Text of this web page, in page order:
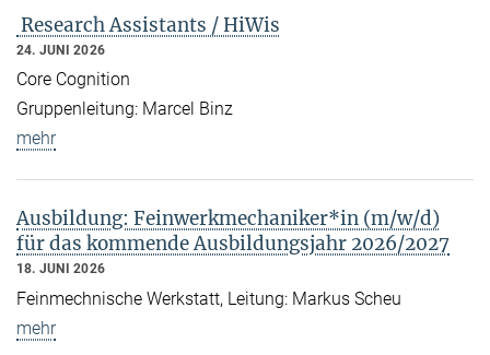
Research Assistants / HiWis
24. JUNI 2026
Core Cognition
Gruppenleitung: Marcel Binz
mehr
Ausbildung: Feinwerkmechaniker*in (m/w/d)
für das kommende Ausbildungsjahr 2026/2027
18. JUNI 2026
Feinmechnische Werkstatt, Leitung: Markus Scheu
mehr